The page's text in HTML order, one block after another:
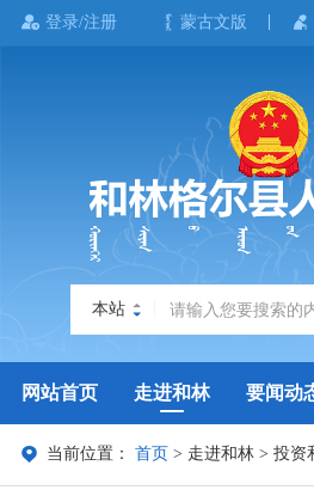
登录/注册 蒙古文版
本站
网站首页 走进和林 要闻动
政务服务 政民互动 政府数
当前位置：首页 > 走进和林 >投资